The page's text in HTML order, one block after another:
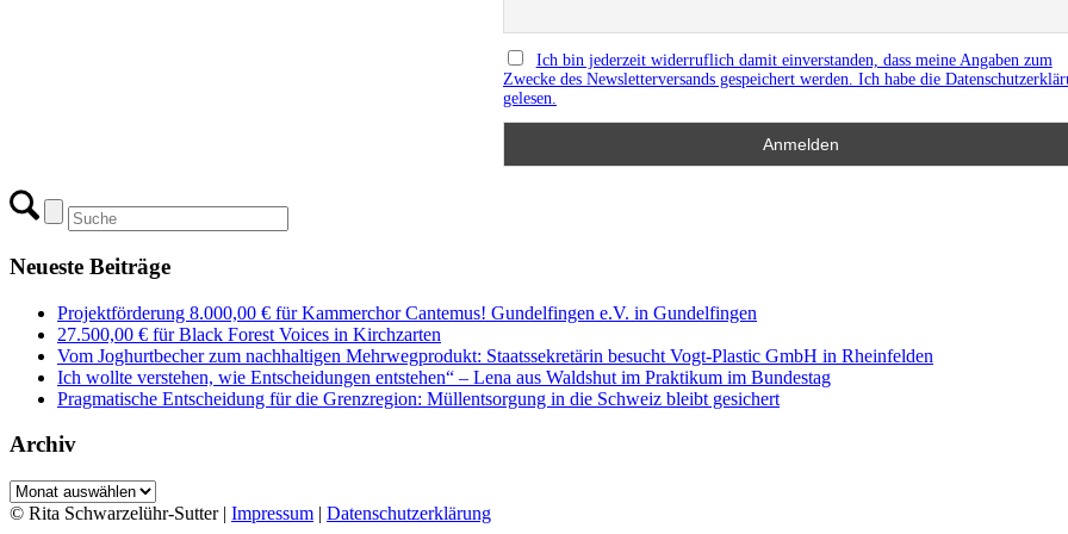
Ich bin jederzeit widerruflich damit einverstanden, dass meine Angaben zum
Zwecke des Newsletterversands gespeichert werden. Ich habe die
gelesen.
Neueste Beiträge
Projektförderung 8.000,00 € für Kammerchor Cantemus! Gundelfingen e.V. in Gundelfingen
27.500,00 € für Black Forest Voices in Kirchzarten
Vom Joghurtbecher zum nachhaltigen Mehrwegprodukt: Staatssekretärin besucht Vogt-Plastic GmbH in Rheinfelden
Ich wollte verstehen, wie Entscheidungen entstehen“ – Lena aus Waldshut im Praktikum im Bundestag
Pragmatische Entscheidung für die Grenzregion: Müllentsorgung in die Schweiz bleibt gesichert
Archiv
Archiv
© Rita Schwarzelühr-Sutter | Impressum | Datenschutzerklärung